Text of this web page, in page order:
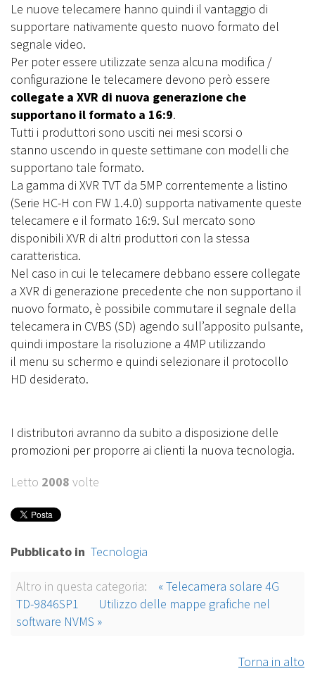
Le nuove telecamere hanno quindi il vantaggio di
supportare nativamente questo nuovo formato del
segnale video.
Per poter essere utilizzate senza alcuna modifica /
configurazione le telecamere devono però essere
collegate a XVR di nuova generazione che
supportano il formato a 16:9.
Tutti i produttori sono usciti nei mesi scorsi o
stanno uscendo in queste settimane con modelli che
supportano tale formato.
La gamma di XVR TVT da 5MP correntemente a listino
(Serie HC-H con FW 1.4.0) supporta nativamente queste
telecamere e il formato 16:9. Sul mercato sono
disponibili XVR di altri produttori con la stessa
caratteristica.
Nel caso in cui le telecamere debbano essere collegate
a XVR di generazione precedente che non supportano il
nuovo formato, è possibile commutare il segnale della
telecamera in CVBS (SD) agendo sull’apposito pulsante,
quindi impostare la risoluzione a 4MP utilizzando
il menu su schermo e quindi selezionare il protocollo
HD desiderato.
I distributori avranno da subito a disposizione delle
promozioni per proporre ai clienti la nuova tecnologia.
Letto 2008 volte
Pubblicato in Tecnologia
Altro in questa categoria:
« Telecamera solare 4G
TD-9846SP1
Utilizzo delle mappe grafiche nel
software NVMS »
Torna in alto